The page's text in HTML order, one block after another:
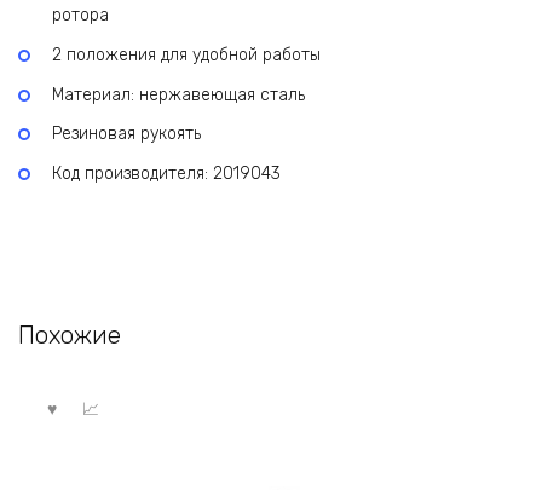
ротора
2 положения для удобной работы
Материал: нержавеющая сталь
Резиновая рукоять
Код производителя: 2019043
Похожие